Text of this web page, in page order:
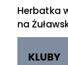
Herbatka
na